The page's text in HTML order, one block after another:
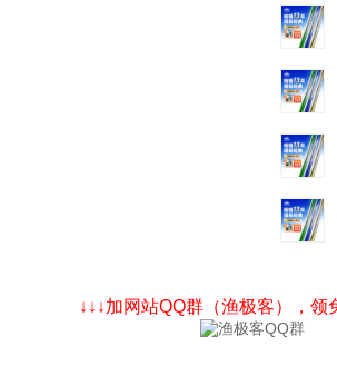
↓↓↓加网站QQ群（渔极客），领